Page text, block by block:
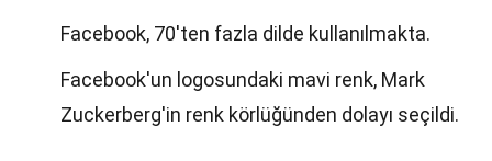
Facebook, 70'ten fazla dilde kullanılmakta.
Facebook'un logosundaki mavi renk, Mark
Zuckerberg'in renk körlüğünden dolayı seçildi.